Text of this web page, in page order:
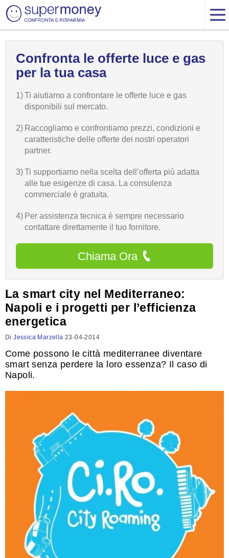
Confronta le offerte luce e gas
per la tua casa
1)Ti aiutiamo a confrontare le offerte luce e gas
disponibili sul mercato.
2) Raccogliamo e confrontiamo prezzi, condizioni e
caratteristiche delle offerte dei nostri operatori
partner.
3)Ti supportiamo nella scelta dell’offerta più adatta
alle tue esigenze di casa. La consulenza
commerciale è gratuita.
4) Per assistenza tecnica è sempre necessario
contattare direttamente il tuo fornitore.
Chiama Ora
La smart city nel Mediterraneo:
Napoli e i progetti per l’efficienza
energetica
DiJessica Marzella 23-04-2014
Come possono le città mediterranee diventare
smart senza perdere la loro essenza? Il caso di
Napoli.